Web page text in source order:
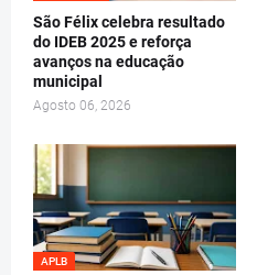
São Félix celebra resultado
do IDEB 2025 e reforça
avanços na educação
municipal
Agosto 06, 2026
APLB